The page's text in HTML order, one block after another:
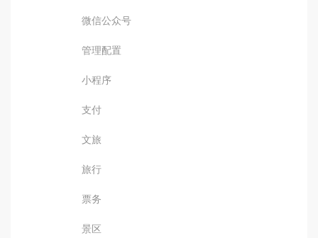
微信公众号
管理配置
小程序
支付
文旅
旅行
票务
景区